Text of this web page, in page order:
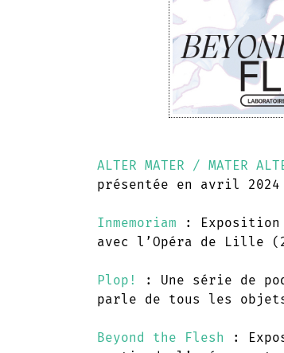
ALTER MATER / MATER
présentée en avril
Inmemoriam : Exposition
avec l’Opéra de Lille
Plop!
: Une série de
parle de tous les
Beyond the Flesh
: